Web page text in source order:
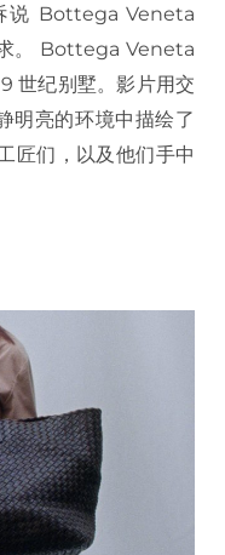
说 Bottega Veneta
。 Bottega Veneta
世纪别墅。影片用交
明亮的环境中描绘了
匠们，以及他们手中